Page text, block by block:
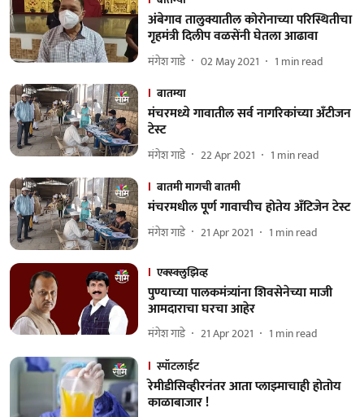
अंबेगाव तालुक्यातील कोरोनाच्या परिस्थितीचा
गृहमंत्री दिलीप वळसेंनी घेतला आढावा
मंगेश गाडे 02 May 2021 1 min read
बातम्या
मंचरमध्ये गावातील सर्व नागरिकांच्या अँटीजन
टेस्ट
मंगेश गाडे 22 Apr 2021 1 min read
बातमी मागची बातमी
मंचरमधील पूर्ण गावाचीच होतेय अँटिजेन टेस्ट
मंगेश गाडे 21 Apr 2021 1 min read
एक्स्क्लुझिव्ह
पुण्याच्या पालकमंत्र्यांना शिवसेनेच्या माजी
आमदाराचा घरचा आहेर
मंगेश गाडे 21 Apr 2021 1 min read
स्पॉटलाईट
रेमीडीसिव्हीरनंतर आता प्लाझ्माचाही होतोय
काळाबाजार !